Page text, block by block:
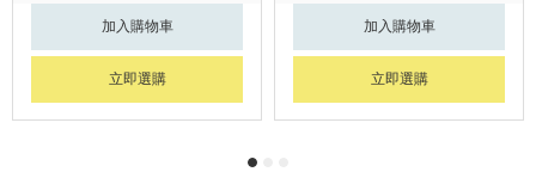
加入購物車
立即選購
加入購物車
立即選購